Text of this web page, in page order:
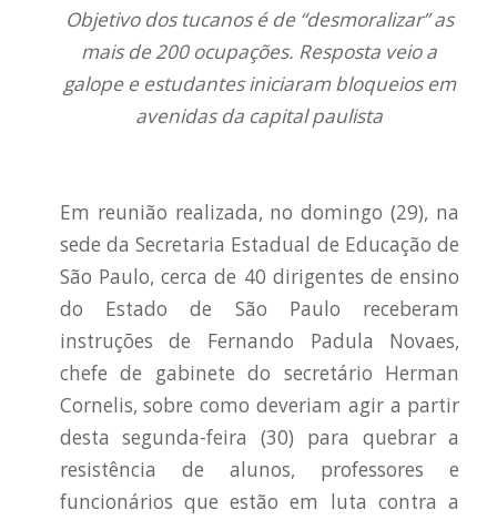
Objetivo dos tucanos é de “desmoralizar” as
mais de 200 ocupações. Resposta veio a
galope e estudantes iniciaram bloqueios em
avenidas da capital paulista
Em reunião realizada, no domingo (29), na
sede da Secretaria Estadual de Educação de
São Paulo, cerca de 40 dirigentes de ensino
do Estado de São Paulo receberam
instruções de Fernando Padula Novaes,
chefe de gabinete do secretário Herman
Cornelis, sobre como deveriam agir a partir
desta segunda-feira (30) para quebrar a
resistência de alunos, professores e
funcionários que estão em luta contra a